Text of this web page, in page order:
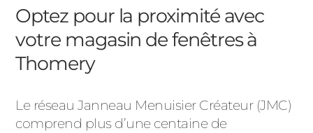
Optez pour la proximité avec
votre magasin de fenêtres à
Thomery
Le réseau Janneau Menuisier Créateur (JMC)
comprend plus d’une centaine de